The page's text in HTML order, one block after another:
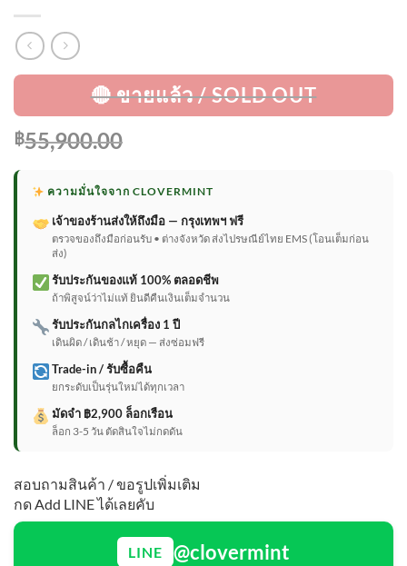
฿55,900.00
ความมั่นใจจาก CLOVERMINT
เจ้าของร้านส่งให้ถึงมือ — กรุงเทพฯ ฟรี
ตรวจของถึงมือก่อนรับ • ต่างจังหวัด ส่งไปรษณีย์ไทย EMS (โอนเต็มก่อน
ส่ง)
รับประกันของแท้ 100% ตลอดชีพ
ถ้าพิสูจน์ว่าไม่แท้ ยินดีคืนเงินเต็มจำนวน
รับประกันกลไกเครื่อง 1 ปี
เดินผิด / เดินช้า / หยุด — ส่งซ่อมฟรี
Trade-in / รับซื้อคืน
ยกระดับเป็นรุ่นใหม่ได้ทุกเวลา
มัดจำ ฿2,900 ล็อกเรือน
ล็อก 3-5 วัน ตัดสินใจไม่กดดัน
สอบถามสินค้า / ขอรูปเพิ่มเติม
กด Add LINE ได้เลยคับ
LINE @clovermint